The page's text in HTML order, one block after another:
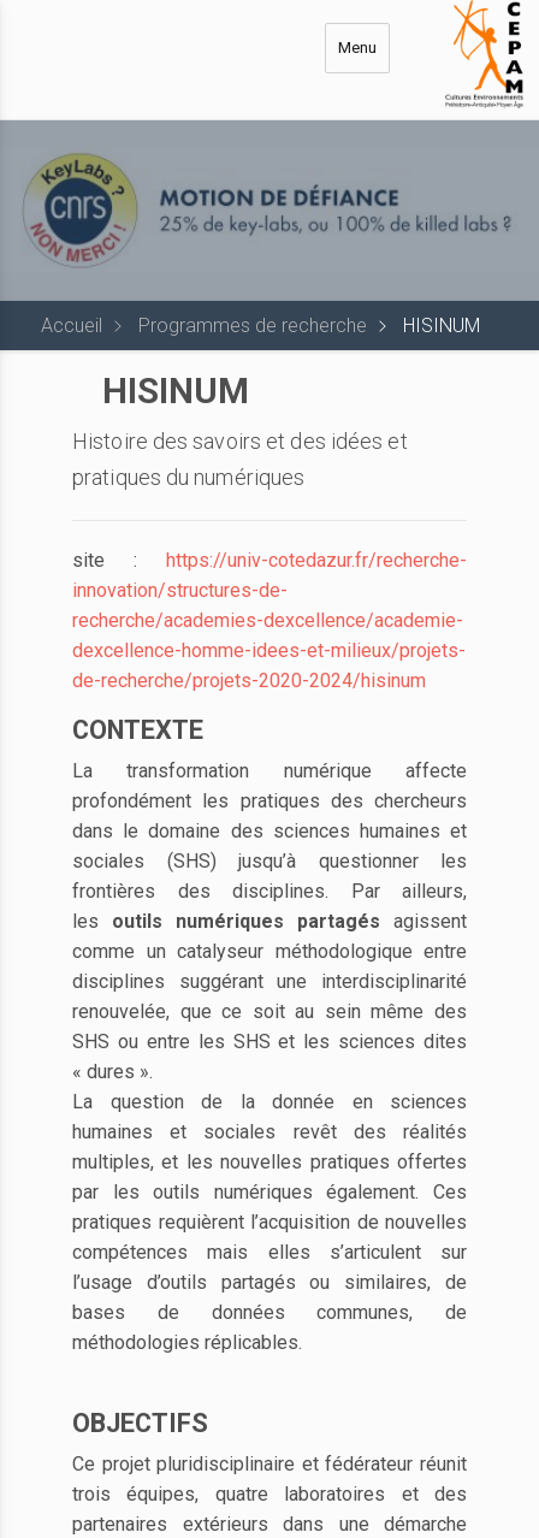
Menu
Accueil Programmes de recherche HISINUM
HISINUM
Histoire des savoirs et des idées et
pratiques du numériques
site : https://univ-cotedazur.fr/recherche-
innovation/structures-de-
recherche/academies-dexcellence/academie-
dexcellence-homme-idees-et-milieux/projets-
de-recherche/projets-2020-2024/hisinum
CONTEXTE
La transformation numérique affecte
profondément les pratiques des chercheurs
dans le domaine des sciences humaines et
sociales (SHS) jusqu’à questionner les
frontières des disciplines. Par ailleurs,
les outils numériques partagés agissent
comme un catalyseur méthodologique entre
disciplines suggérant une interdisciplinarité
renouvelée, que ce soit au sein même des
SHS ou entre les SHS et les sciences dites
« dures ».
La question de la donnée en sciences
humaines et sociales revêt des réalités
multiples, et les nouvelles pratiques offertes
par les outils numériques également. Ces
pratiques requièrent l’acquisition de nouvelles
compétences mais elles s’articulent sur
l’usage d’outils partagés ou similaires, de
bases de données communes, de
méthodologies réplicables.
OBJECTIFS
Ce projet pluridisciplinaire et fédérateur réunit
trois équipes, quatre laboratoires et des
partenaires extérieurs dans une démarche